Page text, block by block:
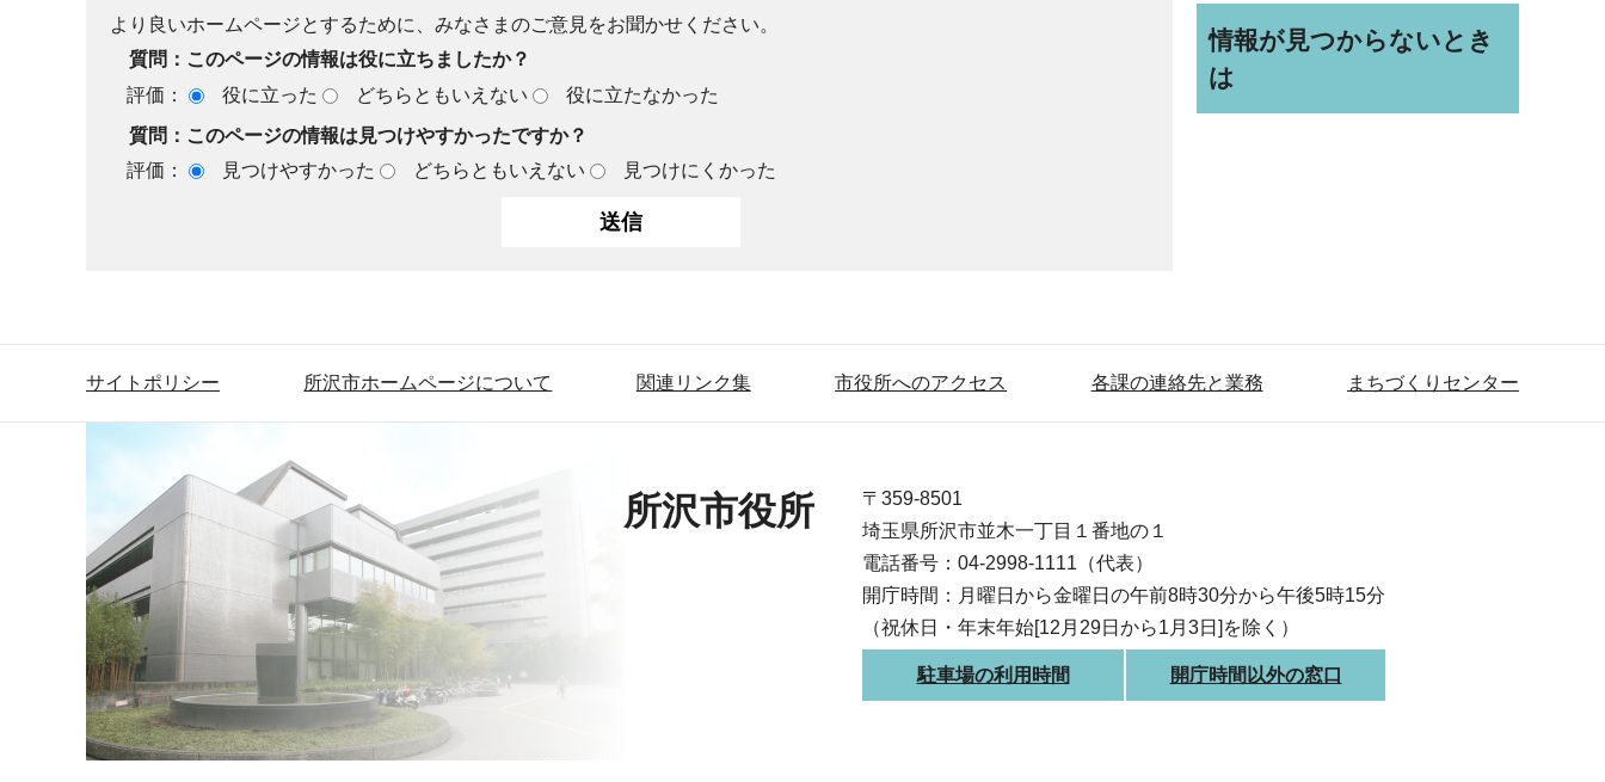
より良いホームページとするために、みなさまのご意見をお聞かせください。
質問：このページの情報は役に立ちましたか？
評価：
役に立った どちらともいえない
役に立たなかった
質問：このページの情報は見つけやすかったですか？
評価：
見つけやすかった どちらともいえない 見つけにくかった
情報が見つからないとき
は
サイトポリシー 所沢市ホームページについて 関連リンク集 市役所へのアクセス 各課の連絡先と業務 まちづくりセンター
所沢市役所
〒359-8501
埼玉県所沢市並木一丁目１番地の１
電話番号：04-2998-1111（代表）
開庁時間：月曜日から金曜日の午前8時30分から午後5時15分
（祝休日・年末年始[12月29日から1月3日]を除く）
駐車場の利用時間 開庁時間以外の窓口